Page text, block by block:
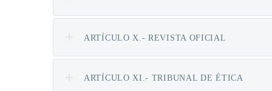
ARTÍCULO X.- REVISTA OFICIAL
ARTÍCULO XI.- TRIBUNAL DE ÉTICA